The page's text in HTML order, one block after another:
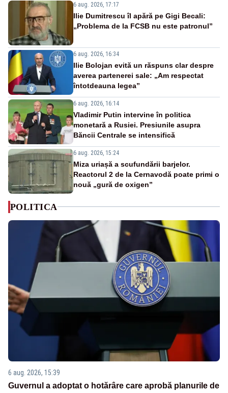
6 aug. 2026, 17:17
Ilie Dumitrescu îl apără pe Gigi Becali:
„Problema de la FCSB nu este patronul”
6 aug. 2026, 16:34
Ilie Bolojan evită un răspuns clar despre
averea partenerei sale: „Am respectat
întotdeauna legea”
6 aug. 2026, 16:14
Vladimir Putin intervine în politica
monetară a Rusiei. Presiunile asupra
Băncii Centrale se intensifică
6 aug. 2026, 15:24
Miza uriașă a scufundării barjelor.
Reactorul 2 de la Cernavodă poate primi o
nouă „gură de oxigen”
POLITICA
6 aug. 2026, 15:39
Guvernul a adoptat o hotărâre care aprobă planurile de